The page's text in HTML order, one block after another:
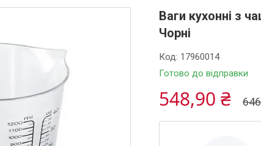
Ваги кухонні з
Чорні
Готово до відправки
Код: 17960014
548,90 ₴